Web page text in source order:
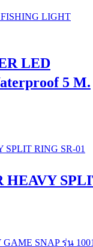
LED
5 M.
HEAVY